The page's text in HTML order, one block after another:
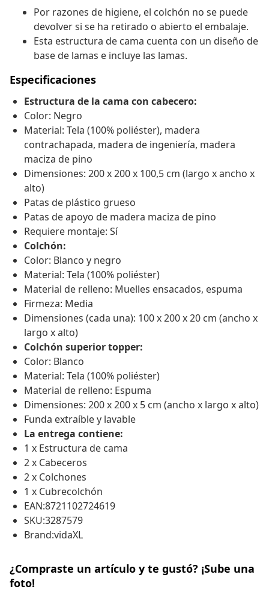
Por razones de higiene, el colchón no se puede
devolver si se ha retirado o abierto el embalaje.
Esta estructura de cama cuenta con un diseño de
base de lamas e incluye las lamas.
Especificaciones
Estructura de la cama con cabecero:
Color: Negro
Material: Tela (100% poliéster), madera
contrachapada, madera de ingeniería, madera
maciza de pino
Dimensiones: 200 x 200 x 100,5 cm (largo x ancho x
alto)
Patas de plástico grueso
Patas de apoyo de madera maciza de pino
Requiere montaje: Sí
Colchón:
Color: Blanco y negro
Material: Tela (100% poliéster)
Material de relleno: Muelles ensacados, espuma
Firmeza: Media
Dimensiones (cada una): 100 x 200 x 20 cm (ancho x
largo x alto)
Colchón superior topper:
Color: Blanco
Material: Tela (100% poliéster)
Material de relleno: Espuma
Dimensiones: 200 x 200 x 5 cm (ancho x largo x alto)
Funda extraíble y lavable
La entrega contiene:
1 x Estructura de cama
2 x Cabeceros
2 x Colchones
1 x Cubrecolchón
EAN:8721102724619
SKU:3287579
Brand:vidaXL
¿Compraste un artículo y te gustó? ¡Sube una
foto!